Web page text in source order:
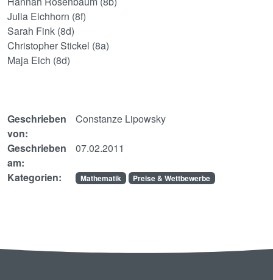
Julia Eichhorn (8f)
Sarah Fink (8d)
Christopher Stickel (8a)
Maja Eich (8d)
Geschrieben
von:
Constanze Lipowsky
Geschrieben
am:
07.02.2011
Kategorien: Mathematik Preise & Wettbewerbe